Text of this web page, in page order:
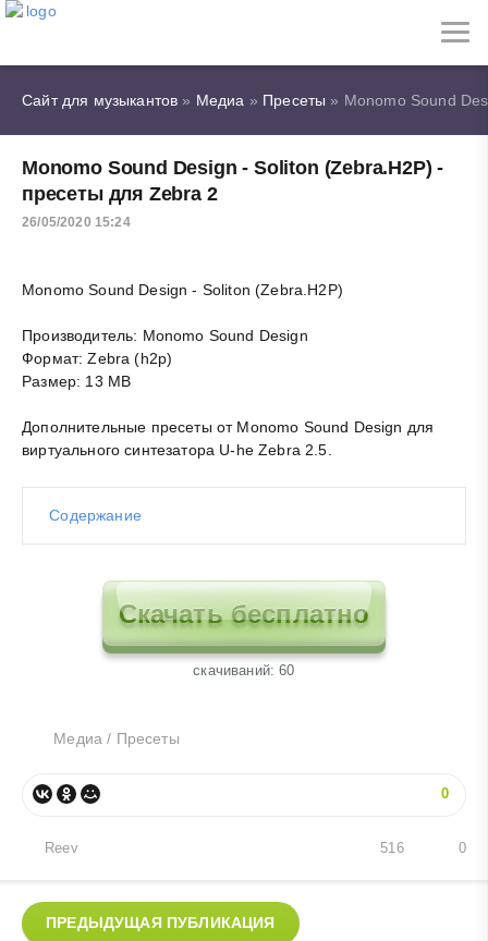
Сайт для музыкантов » Медиа » Пресеты » Monomo Sound
Monomo Sound Design - Soliton (Zebra.H2P) -
пресеты для Zebra 2
26/05/2020 15:24
Monomo Sound Design - Soliton (Zebra.H2P)
Производитель: Monomo Sound Design
Формат: Zebra (h2p)
Размер: 13 MB
Дополнительные пресеты от Monomo Sound Design для
виртуального синтезатора U-he Zebra 2.5.
Содержание
Скачать бесплатно
cкачиваний: 60
Медиа / Пресеты
0
Reev 0
516
ПРЕДЫДУЩАЯ ПУБЛИКАЦИЯ